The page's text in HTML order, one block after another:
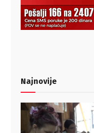
Najnovije